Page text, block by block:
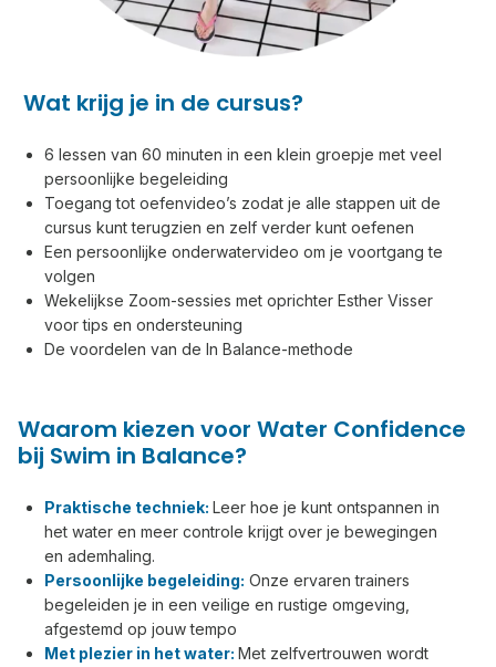
Wat krijg je in de cursus?
6 lessen van 60 minuten in een klein groepje met veel
persoonlijke begeleiding
Toegang tot oefenvideo’s zodat je alle stappen uit de
cursus kunt terugzien en zelf verder kunt oefenen
Een persoonlijke onderwatervideo om je voortgang te
volgen
Wekelijkse Zoom-sessies met oprichter Esther Visser
voor tips en ondersteuning
De voordelen van de In Balance-methode
Waarom kiezen voor Water Confidence
bij Swim in Balance?
Praktische techniek: Leer hoe je kunt ontspannen in
het water en meer controle krijgt over je bewegingen
en ademhaling.
Persoonlijke begeleiding: Onze ervaren trainers
begeleiden je in een veilige en rustige omgeving,
afgestemd op jouw tempo
Met plezier in het water: Met zelfvertrouwen wordt